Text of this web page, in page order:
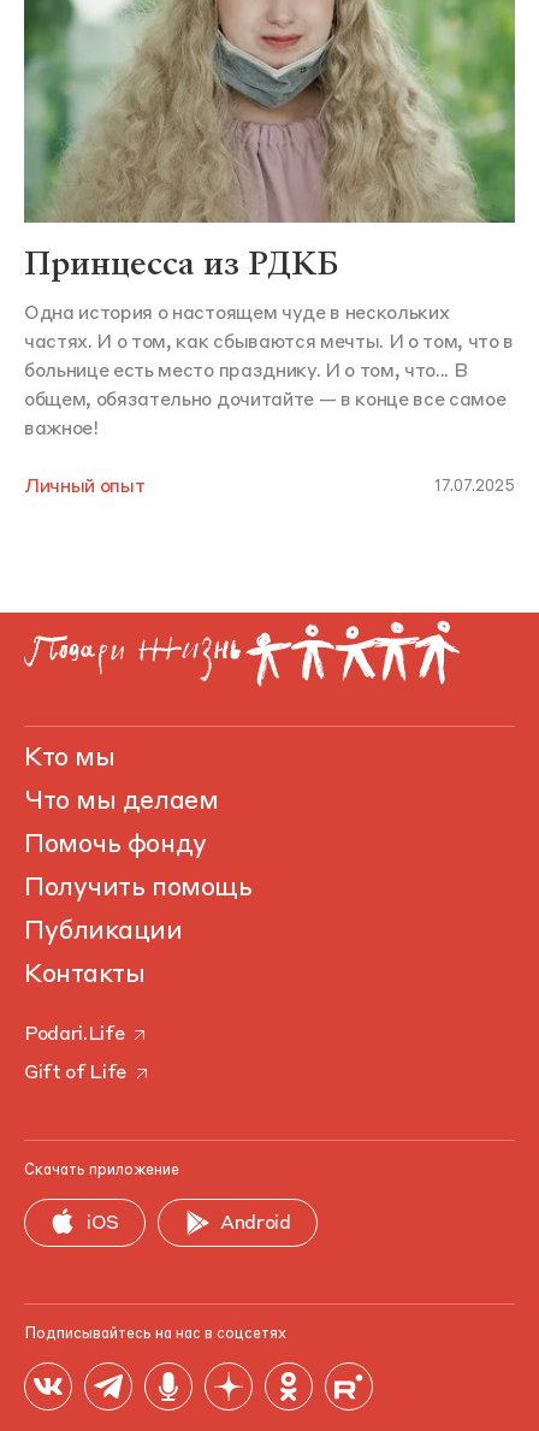
Принцесса из РДКБ
Одна история о настоящем чуде в нескольких
частях. И о том, как сбываются мечты. И о том, что в
больнице есть место празднику. И о том, что... В
общем, обязательно дочитайте — в конце все самое
важное!
Личный опыт 17.07.2025
Кто мы
Что мы делаем
Помочь фонду
Получить помощь
Публикации
Контакты
Podari.Life
Gift of Life
Скачать приложение
iOS Android
Подписывайтесь на нас в соцсетях